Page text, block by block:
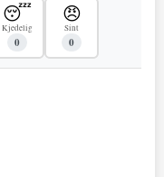
😴
Kjedelig
0
😠
Sint
0